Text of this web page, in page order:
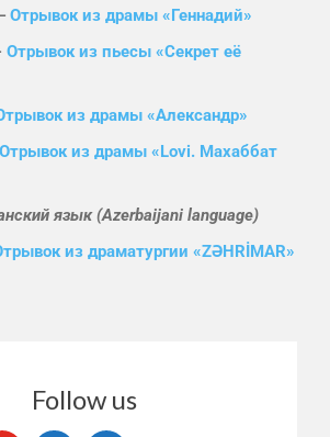
Отрывок из драмы «Геннадий»
Отрывок из пьесы «Секрет её
из драмы «Александр»
Отрывок из драмы «Lovi. Махаббат
язык (Azerbaijani language)
из драматургии «ZƏHRİMAR»
Follow us